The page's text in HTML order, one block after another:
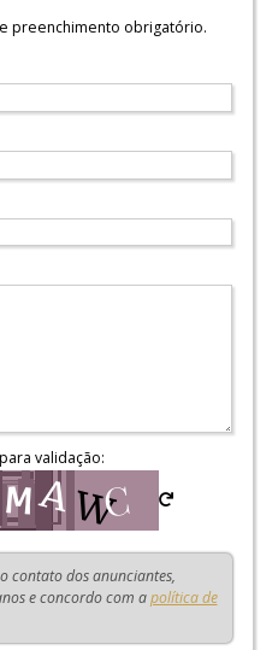
preenchimento obrigatório.
validação:
contato dos anunciantes,
e concordo com apolítica de